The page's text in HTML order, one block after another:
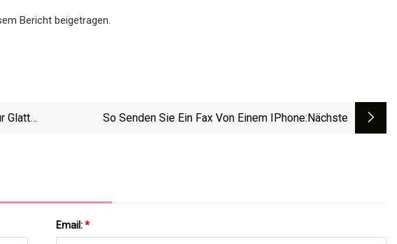
Bericht beigetragen.
Glatte
So Senden Sie Ein Fax Von Einem IPhone:nächste
Email:*